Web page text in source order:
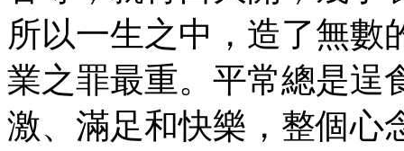
所以一生之中，造了無數
業之罪最重。平常總是逞
激、滿足和快樂，整個心